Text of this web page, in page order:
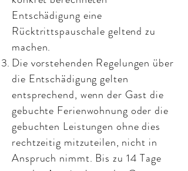
Entschädigung eine
Rücktrittspauschale geltend zu
machen.
Die vorstehenden Regelungen über
die Entschädigung gelten
entsprechend, wenn der Gast die
gebuchte Ferienwohnung oder die
gebuchten Leistungen ohne dies
rechtzeitig mitzuteilen, nicht in
Anspruch nimmt. Bis zu 14 Tage